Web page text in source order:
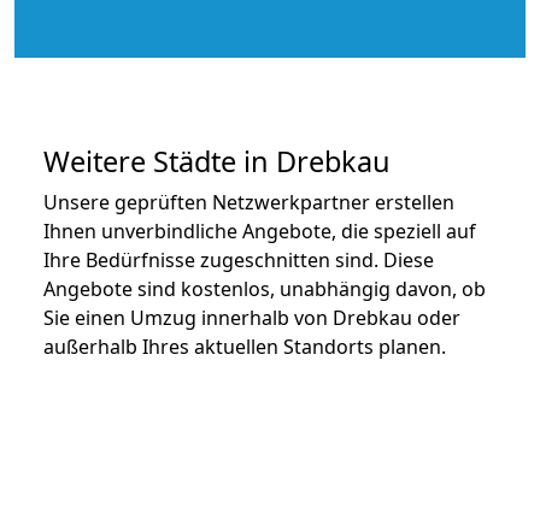
Weitere Städte in Drebkau
Unsere geprüften Netzwerkpartner erstellen
Ihnen unverbindliche Angebote, die speziell auf
Ihre Bedürfnisse zugeschnitten sind. Diese
Angebote sind kostenlos, unabhängig davon, ob
Sie einen Umzug innerhalb von Drebkau oder
außerhalb Ihres aktuellen Standorts planen.